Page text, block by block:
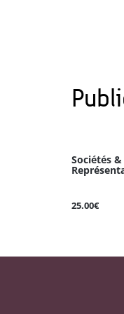
Sociétés &
25.00€